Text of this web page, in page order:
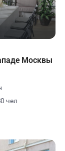
Москвы
чел